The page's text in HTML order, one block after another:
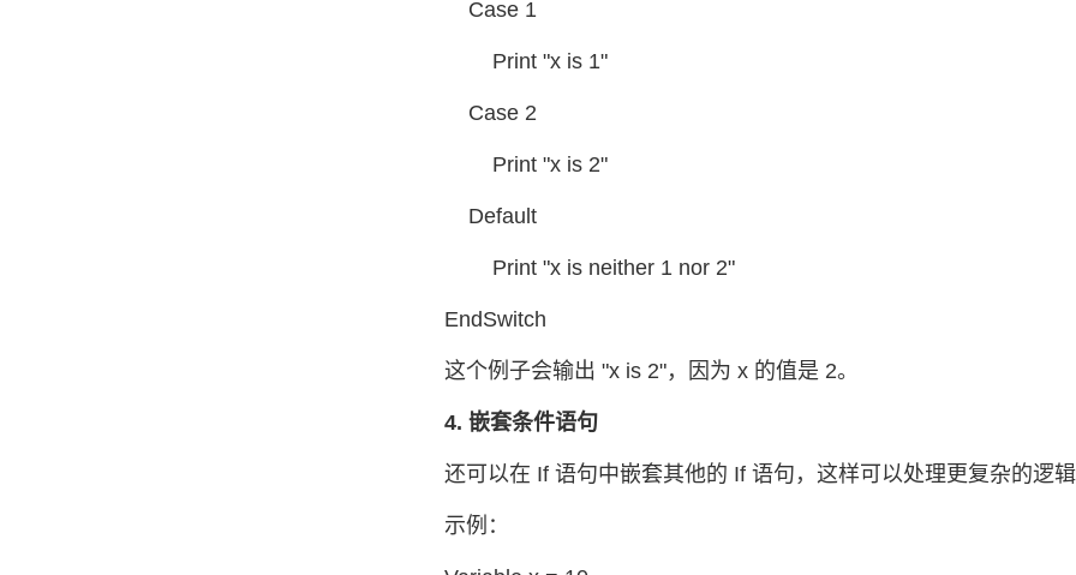
Case 1
Print "x is 1"
Case 2
Print "x is 2"
Default
Print "x is neither 1 nor 2"
EndSwitch
这个例子会输出 "x is 2"，因为 x 的值是 2。
4. 嵌套条件语句
还可以在 If 语句中嵌套其他的 If 语句，这样可以处理更复杂的逻
示例：